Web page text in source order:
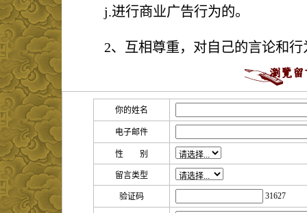
j.进行商业广告行为的。
2、互相尊重，对自己的言论和行
你的姓名
电子邮件
性 别
留言类型
验证码 31627